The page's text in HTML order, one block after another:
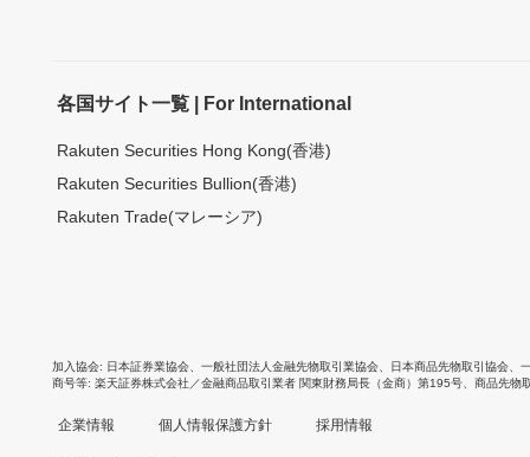
各国サイト一覧 | For International
Rakuten Securities Hong Kong(香港)
Rakuten Securities Bullion(香港)
Rakuten Trade(マレーシア)
加入協会 日本証券業協会 一般社団法人金融先物取引業協会 日本商品先物取引協会
商号等 楽天証券株式会社／金融商品取引業者 関東財務局長（金商）第195号、商品先物
企業情報 個人情報保護方針 採用情報